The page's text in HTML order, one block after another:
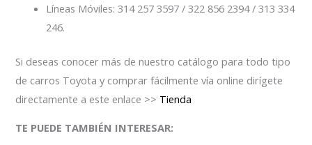
Líneas Móviles: 314 257 3597 / 322 856 2394 / 313 334
246.
Si deseas conocer más de nuestro catálogo para todo tipo
de carros Toyota y comprar fácilmente vía online dirígete
directamente a este enlace >> Tienda
TE PUEDE TAMBIÉN INTERESAR: